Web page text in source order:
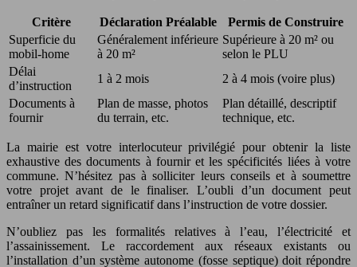
Critère Déclaration Préalable
Permis de Construire
Superficie du
mobil-home
Généralement inférieure
à 20 m²
Supérieure à 20 m² ou
selon le PLU
Délai
d’instruction
1 à 2 mois
2 à 4 mois (voire plus)
Documents à
fournir
Plan de masse, photos
du terrain, etc.
Plan détaillé, descriptif
technique, etc.
La mairie est votre interlocuteur privilégié pour obtenir la liste
exhaustive des documents à fournir et les spécificités liées à votre
commune. N’hésitez pas à solliciter leurs conseils et à soumettre
votre projet avant de le finaliser. L’oubli d’un document peut
entraîner un retard significatif dans l’instruction de votre dossier.
N’oubliez pas les formalités relatives à l’eau, l’électricité et
l’assainissement. Le raccordement aux réseaux existants ou
l’installation d’un système autonome (fosse septique) doit répondre